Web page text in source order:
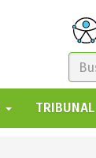
GO!